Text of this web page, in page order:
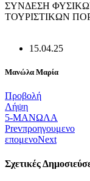
ΣΥΝΔΕΣΗ
ΤΟΥΡΙΣΤΙΚΩΝ
15.04.25
Μανώλα Μαρία
Προβολή
Λήψη
5-ΜΑΝΩΛΑ
Prevπροηγουμενο
επομενοNext
Σχετικές